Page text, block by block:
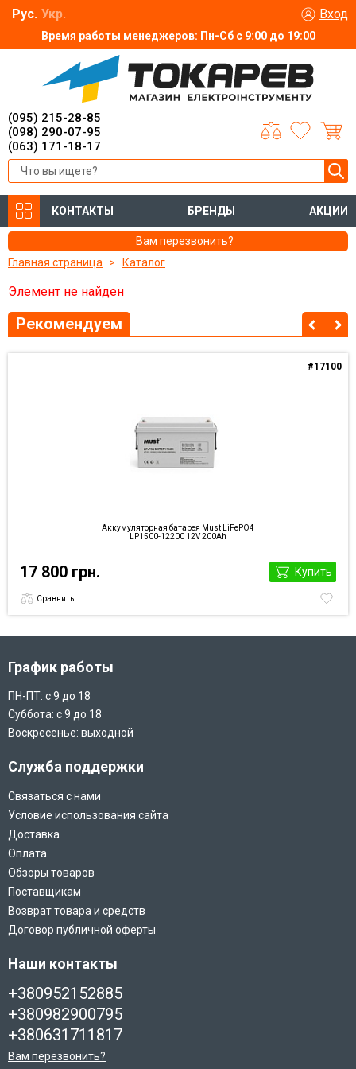
Время работы менеджеров: Пн-Сб с 9:00 до 19:00
Рус. Укр. Вход
(095) 215-28-85
(098) 290-07-95
(063) 171-18-17
КОНТАКТЫ БРЕНДЫ АКЦИИ
Вам перезвонить?
Главная страница
Каталог
Элемент не найден
Рекомендуем
#17100
Аккумуляторная батарея Must LiFePO4
LP1500-12200 12V 200Ah
17 800 грн. Купить
Сравнить
График работы
ПН-ПТ: с 9 до 18
Суббота: с 9 до 18
Воскресенье: выходной
Служба поддержки
Связаться с нами
Условие использования сайта
Доставка
Оплата
Обзоры товаров
Поставщикам
Возврат товара и средств
Договор публичной оферты
Наши контакты
+380952152885
+380982900795
+380631711817
Вам перезвонить?